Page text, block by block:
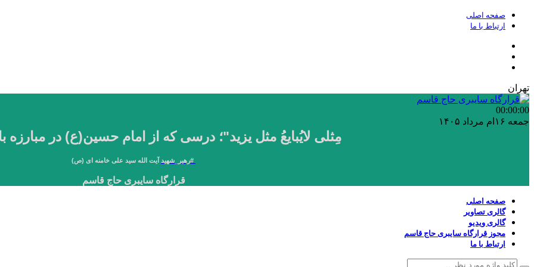
صفحه اصلی
ارتباط با ما
تهران
00:00:00
جمعه ۱۶ام مرداد ۱۴۰۵
مِثلی لایُبایعُ مثل یزید"؛ درسی که از امام حسین(ع) در مبارزه
#رهبر_شهید آیت الله سید علی خامنه ای (ص)
قرارگاه سایبری حاج قاسم
صفحه اصلی
گالری تصاویر
گالری ویدیو
مجوز قرارگاه سایبری حاج قاسم
ارتباط با ما